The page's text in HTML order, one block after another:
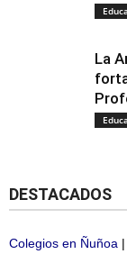
La
DESTACADOS
Colegios en Ñuñoa |